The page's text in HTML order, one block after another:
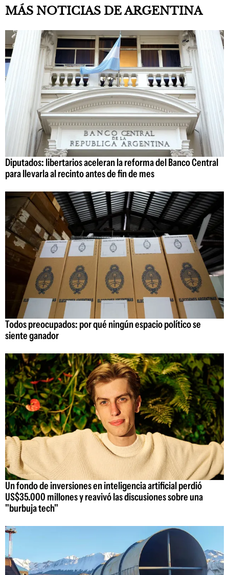
MÁS NOTICIAS DE ARGENTINA
Diputados: libertarios aceleran la reforma del Banco Central
para llevarla al recinto antes de fin de mes
Todos preocupados: por qué ningún espacio político se
siente ganador
Un fondo de inversiones en inteligencia artificial perdió
US$35.000 millones y reavivó las discusiones sobre una
"burbuja tech"